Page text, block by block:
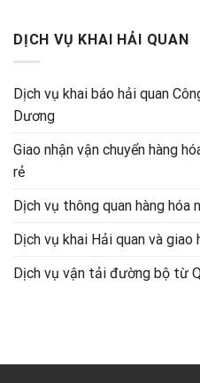
DỊCH VỤ KHAI HẢI QUAN
Dịch vụ khai báo hải quan
Dương
Giao nhận vận chuyển hàng
rẻ
Dịch vụ thông quan hàng hóa
Dịch vụ khai Hải quan và giao
Dịch vụ vận tải đường bộ từ